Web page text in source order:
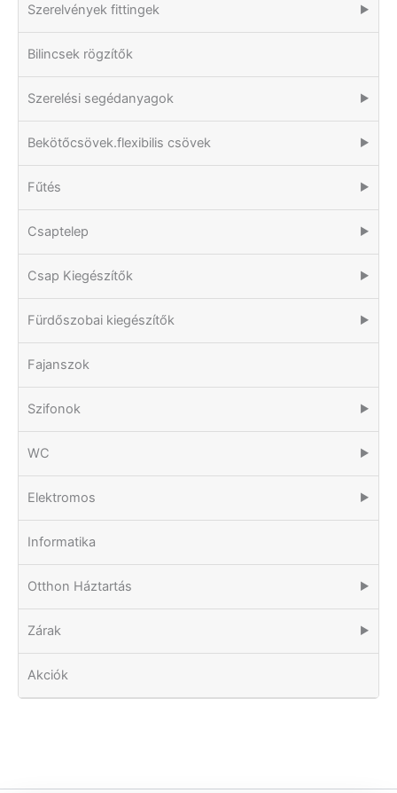
Szerelvények fittingek ▶
Bilincsek rögzítők
Szerelési segédanyagok ▶
Bekötőcsövek.flexibilis csövek ▶
Fűtés ▶
Csaptelep ▶
Csap Kiegészítők ▶
Fürdőszobai kiegészítők ▶
Fajanszok
Szifonok ▶
WC ▶
Elektromos ▶
Informatika
Otthon Háztartás ▶
Zárak ▶
Akciók